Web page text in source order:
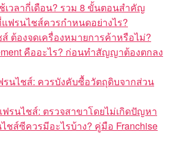
เวลากี่เดือน? รวม 8 ขั้นตอนสำคัญ
ฟรนไชส์ควรกำหนดอย่างไร?
ต้องจดเครื่องหมายการค้าหรือไม่?
คืออะไร? ก่อนทำสัญญาต้องตกลง
รนไชส์: ควรบังคับซื้อวัตถุดิบจากส่วน
ฟรนไชส์: ตรวจสาขาโดยไม่เกิดปัญหา
ชส์ซีควรมีอะไรบ้าง? คู่มือ Franchise